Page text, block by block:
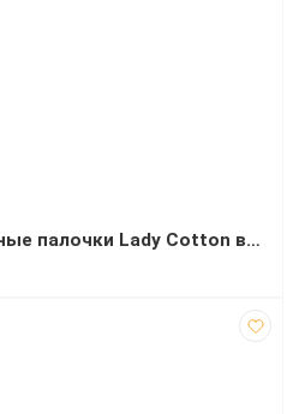
Косметические ватные палочки Lady Cotton в п/е 100 штук